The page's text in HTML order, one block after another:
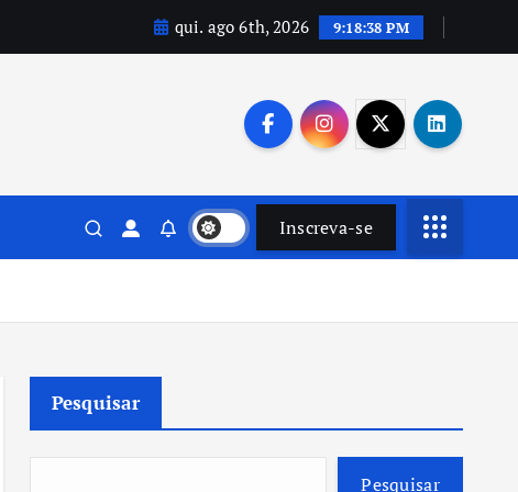
qui. ago 6th, 2026 9:18:39 PM
Inscreva-se
Pesquisar
Pesquisar